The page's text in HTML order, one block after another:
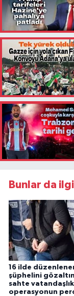
Bunlar da
16 ilde
şüphelini
sahte vatandaşlık
operasyonun